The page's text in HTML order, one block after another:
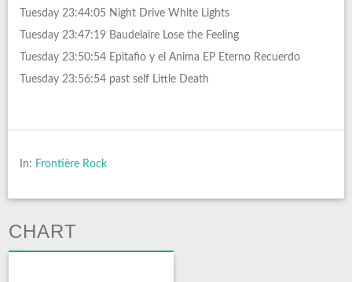
Tuesday 23:44:05 Night Drive White Lights
Tuesday 23:47:19 Baudelaire Lose the Feeling
Tuesday 23:50:54 Epitafio y el Anima EP Eterno Recuerdo
Tuesday 23:56:54 past self Little Death
In: Frontière Rock
CHART